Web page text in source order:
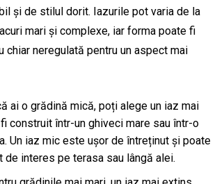
și de stilul dorit. Iazurile pot varia de la
mari și complexe, iar forma poate fi
chiar neregulată pentru un aspect mai
ai o grădină mică, poți alege un iaz mai
construit într-un ghiveci mare sau într-o
Un iaz mic este ușor de întreținut și poate
de interes pe terasa sau lângă alei.